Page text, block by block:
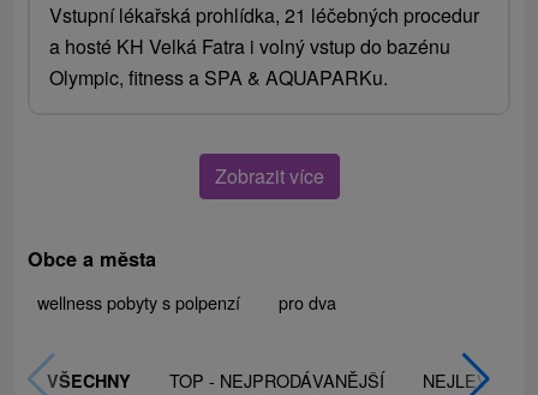
Vstupní lékařská prohlídka, 21 léčebných procedur
a hosté KH Velká Fatra i volný vstup do bazénu
Olympic, fitness a SPA & AQUAPARKu.
Zobrazit více
Obce a města
wellness pobyty s polpenzí pro dva
VŠECHNY TOP - NEJPRODÁVANĚJŠÍ NEJLEVNĚJŠÍ